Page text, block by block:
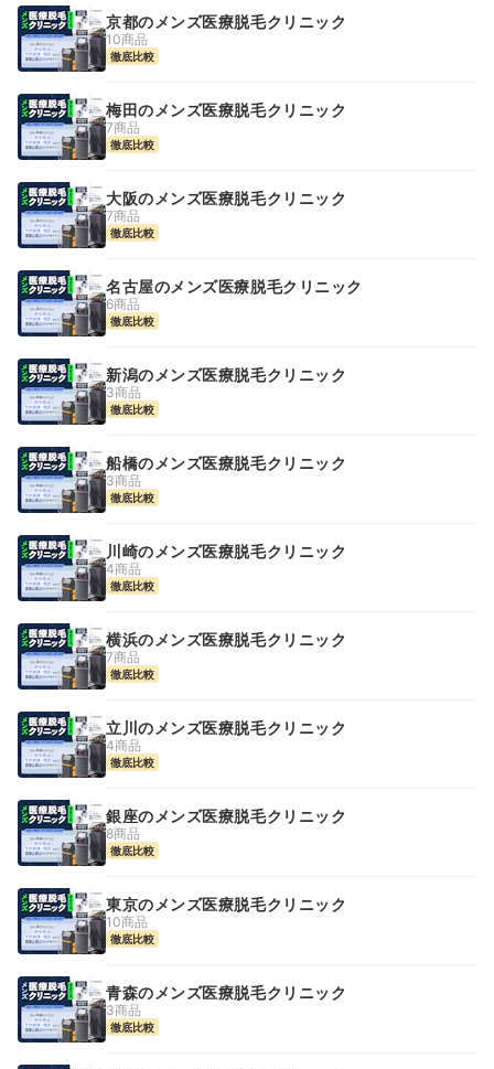
京都のメンズ医療脱毛クリニック
10商品
徹底比較
梅田のメンズ医療脱毛クリニック
7商品
徹底比較
大阪のメンズ医療脱毛クリニック
7商品
徹底比較
名古屋のメンズ医療脱毛クリニック
6商品
徹底比較
新潟のメンズ医療脱毛クリニック
3商品
徹底比較
船橋のメンズ医療脱毛クリニック
3商品
徹底比較
川崎のメンズ医療脱毛クリニック
4商品
徹底比較
横浜のメンズ医療脱毛クリニック
7商品
徹底比較
立川のメンズ医療脱毛クリニック
4商品
徹底比較
銀座のメンズ医療脱毛クリニック
8商品
徹底比較
東京のメンズ医療脱毛クリニック
10商品
徹底比較
青森のメンズ医療脱毛クリニック
3商品
徹底比較